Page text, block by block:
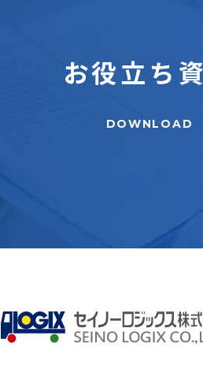
お役立ち
DOWNLOAD